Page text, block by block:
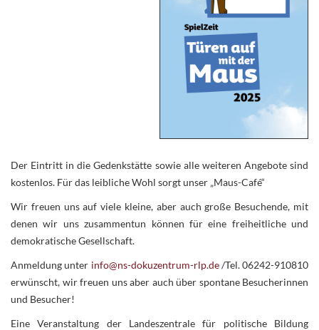
Der Eintritt in die Gedenkstätte sowie alle weiteren Angebote sind
kostenlos. Für das leibliche Wohl sorgt unser „Maus-Café“
Wir freuen uns auf viele kleine, aber auch große Besuchende, mit
denen wir uns zusammentun können für eine freiheitliche und
demokratische Gesellschaft.
Anmeldung unter info@ns-dokuzentrum-rlp.de/Tel. 06242-910810
erwünscht, wir freuen uns aber auch über spontane Besucherinnen
und Besucher!
Eine Veranstaltung der Landeszentrale für politische Bildung